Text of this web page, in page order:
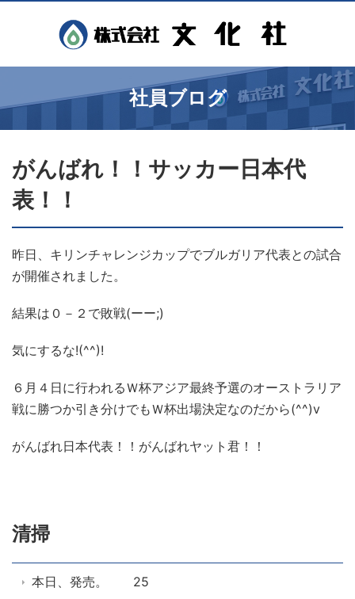
社員ブログ
がんばれ！！サッカー日本代
表！！
昨日、キリンチャレンジカップでブルガリア代表との試合
が開催されました。
結果は０－２で敗戦(ーー;)
気にするな!(^^)!
６月４日に行われるＷ杯アジア最終予選のオーストラリア
戦に勝つか引き分けでもＷ杯出場決定なのだから(^^)v
がんばれ日本代表！！がんばれヤット君！！
清掃
本日、発売。 25